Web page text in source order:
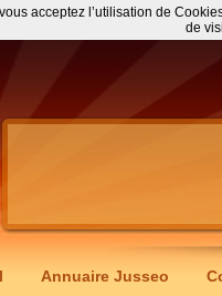
Annuaire Jusseo
acceptez l’utilisation de
de